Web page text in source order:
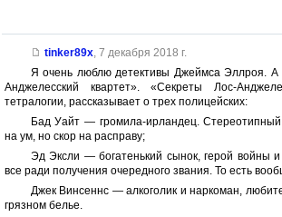
tinker89x, 7 декабря 2018 г.
Я очень люблю детективы Джеймса Эллроя. А
Анджелесский квартет». «Секреты Лос-
тетралогии, рассказывает о трех полицейских:
Бад Уайт — громила-ирландец. Стереотипный
на ум, но скор на расправу;
Эд Эксли — богатенький сынок, герой войны и
все ради получения очередного звания. То есть
Джек Винсеннс — алкоголик и наркоман,
грязном белье.